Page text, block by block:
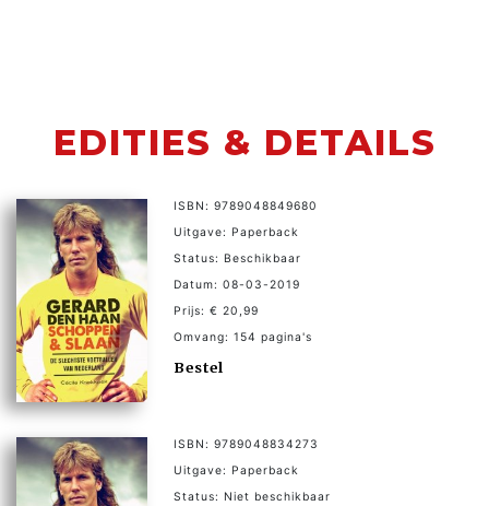
EDITIES & DETAILS
ISBN: 9789048849680
Uitgave: Paperback
Status: Beschikbaar
Datum: 08-03-2019
Prijs: € 20,99
Omvang: 154 pagina's
Bestel
ISBN: 9789048834273
Uitgave: Paperback
Status: Niet beschikbaar